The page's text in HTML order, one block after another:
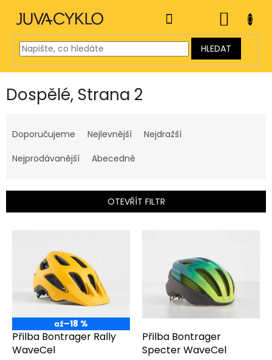
obsah
HLEDAT
KOŠÍK
Dospělé, Strana 2
a
e
í
r
Doporučujeme Nejlevnější
Nejdražší
Nejprodávanější
Abecedně
OTEVŘÍT FILTR
d
u
až–18 %
Přilba Bontrager Rally
WaveCel
Přilba Bontrager
Specter WaveCel